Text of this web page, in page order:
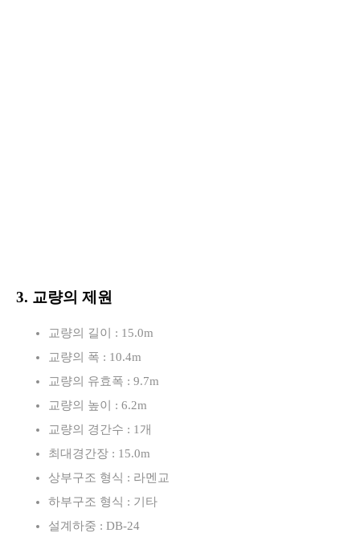
3. 교량의 제원
교량의 길이 : 15.0m
교량의 폭 : 10.4m
교량의 유효폭 : 9.7m
교량의 높이 : 6.2m
교량의 경간수 : 1개
최대경간장 : 15.0m
상부구조 형식 : 라멘교
하부구조 형식 : 기타
설계하중 : DB-24